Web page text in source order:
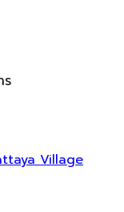
ร
Village